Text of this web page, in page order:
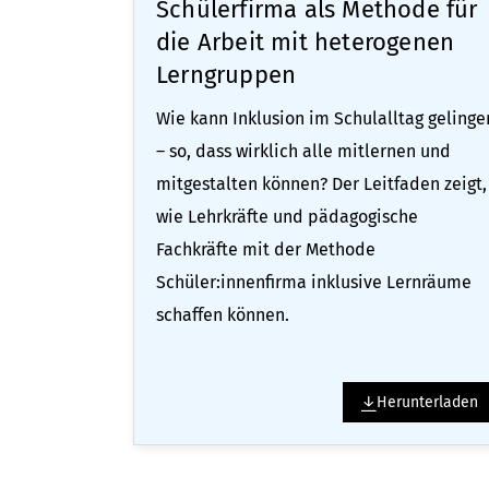
Schülerfirma als Methode für
die Arbeit mit heterogenen
Lerngruppen
Wie kann Inklusion im Schulalltag
– so, dass wirklich alle mitlernen und
mitgestalten können? Der Leitfaden zeigt,
wie Lehrkräfte und pädagogische
Fachkräfte mit der Methode
Schüler:innenfirma inklusive Lernräume
schaffen können.
Herunterladen